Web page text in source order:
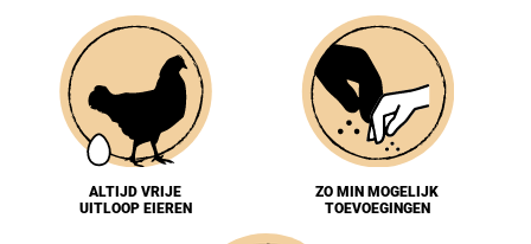
ALTIJD VRIJE
UITLOOP EIEREN
ZO MIN MOGELIJK
TOEVOEGINGEN